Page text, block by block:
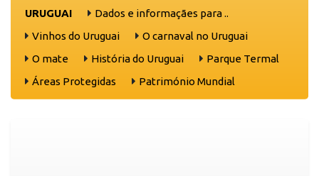
URUGUAI
Dados e informaçães para ..
Vinhos do Uruguai
O carnaval no Uruguai
O mate
História do Uruguai
Parque Termal
Áreas Protegidas
Património Mundial